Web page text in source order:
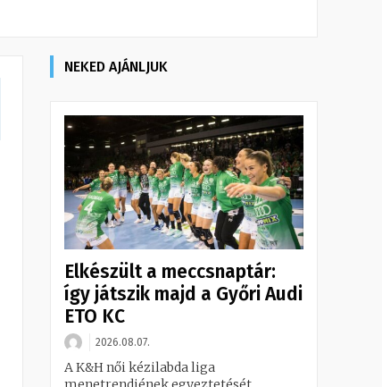
NEKED AJÁNLJUK
Elkészült a meccsnaptár:
így játszik majd a Győri Audi
ETO KC
2026.08.07.
A K&H női kézilabda liga